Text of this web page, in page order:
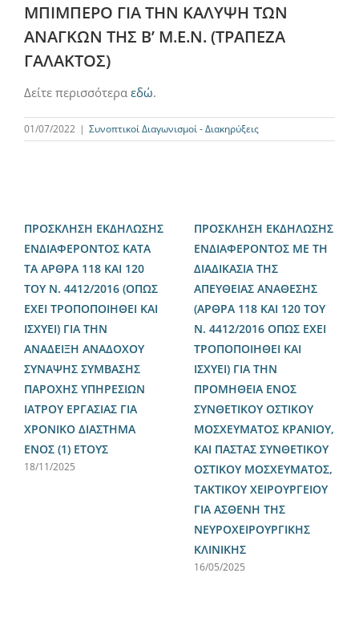
ΜΠΙΜΠΕΡΟ ΓΙΑ ΤΗΝ ΚΑΛΥΨΗ ΤΩΝ
ΑΝΑΓΚΩΝ ΤΗΣ Β’ Μ.Ε.Ν. (ΤΡΑΠΕΖΑ
ΓΑΛΑΚΤΟΣ)
Δείτε περισσότερα εδώ.
01/07/2022 | Συνοπτικοί Διαγωνισμοί - Διακηρύξεις
ΠΡΟΣΚΛΗΣΗ ΕΚΔΗΛΩΣΗΣ
ΕΝΔΙΑΦΕΡΟΝΤΟΣ ΚΑΤΑ
ΤΑ ΑΡΘΡΑ 118 ΚΑΙ 120
ΤΟΥ Ν. 4412/2016 (ΟΠΩΣ
ΕΧΕΙ ΤΡΟΠΟΠΟΙΗΘΕΙ ΚΑΙ
ΙΣΧΥΕΙ) ΓΙΑ ΤΗΝ
ΑΝΑΔΕΙΞΗ ΑΝΑΔΟΧΟΥ
ΣΥΝΑΨΗΣ ΣΥΜΒΑΣΗΣ
ΠΑΡΟΧΗΣ ΥΠΗΡΕΣΙΩΝ
ΙΑΤΡΟΥ ΕΡΓΑΣΙΑΣ ΓΙΑ
ΧΡΟΝΙΚΟ ΔΙΑΣΤΗΜΑ
ΕΝΟΣ (1) ΕΤΟΥΣ
18/11/2025
ΠΡΟΣΚΛΗΣΗ ΕΚΔΗΛΩΣΗΣ
ΕΝΔΙΑΦΕΡΟΝΤΟΣ ΜΕ ΤΗ
ΔΙΑΔΙΚΑΣΙΑ ΤΗΣ
ΑΠΕΥΘΕΙΑΣ ΑΝΑΘΕΣΗΣ
(ΑΡΘΡΑ 118 ΚΑΙ 120 ΤΟΥ
Ν. 4412/2016 ΟΠΩΣ ΕΧΕΙ
ΤΡΟΠΟΠΟΙΗΘΕΙ ΚΑΙ
ΙΣΧΥΕΙ) ΓΙΑ ΤΗΝ
ΠΡΟΜΗΘΕΙΑ ΕΝΟΣ
ΣΥΝΘΕΤΙΚΟΥ ΟΣΤΙΚΟΥ
ΜΟΣΧΕΥΜΑΤΟΣ ΚΡΑΝΙΟΥ,
ΚΑΙ ΠΑΣΤΑΣ ΣΥΝΘΕΤΙΚΟΥ
ΟΣΤΙΚΟΥ ΜΟΣΧΕΥΜΑΤΟΣ,
ΤΑΚΤΙΚΟΥ ΧΕΙΡΟΥΡΓΕΙΟΥ
ΓΙΑ ΑΣΘΕΝΗ ΤΗΣ
ΝΕΥΡΟΧΕΙΡΟΥΡΓΙΚΗΣ
ΚΛΙΝΙΚΗΣ
16/05/2025